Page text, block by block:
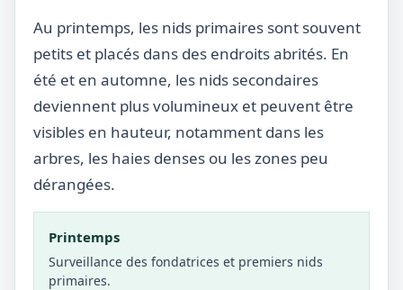
Au printemps, les nids primaires sont souvent
petits et placés dans des endroits abrités. En
été et en automne, les nids secondaires
deviennent plus volumineux et peuvent être
visibles en hauteur, notamment dans les
arbres, les haies denses ou les zones peu
dérangées.
Printemps
Surveillance des fondatrices et premiers nids
primaires.